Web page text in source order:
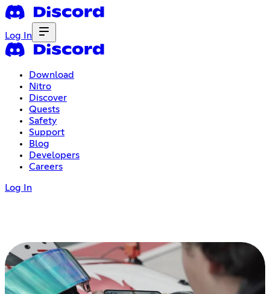
Log In
Download
Nitro
Discover
Quests
Safety
Support
Blog
Developers
Careers
Log In